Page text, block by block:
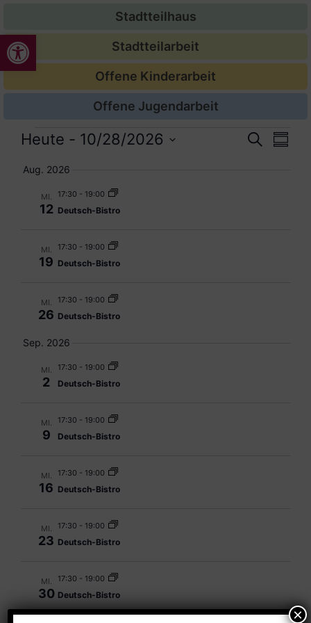
Werkzeugleiste öffnen
Stadtteilhaus
Stadtteilarbeit
Offene Kinderarbeit
Offene Jugendarbeit
Suche
Heute - 10/28/2026
auswählen.
Aug. 2026
MI.
12
17:30 - 19:00
Deutsch-Bistro
MI.
19
17:30 - 19:00
Deutsch-Bistro
MI.
26
17:30 - 19:00
Deutsch-Bistro
Sep. 2026
MI.
2
17:30 - 19:00
Deutsch-Bistro
MI.
9
17:30 - 19:00
Deutsch-Bistro
MI.
16
17:30 - 19:00
Deutsch-Bistro
MI.
23
17:30 - 19:00
Deutsch-Bistro
MI.
30
17:30 - 19:00
Deutsch-Bistro